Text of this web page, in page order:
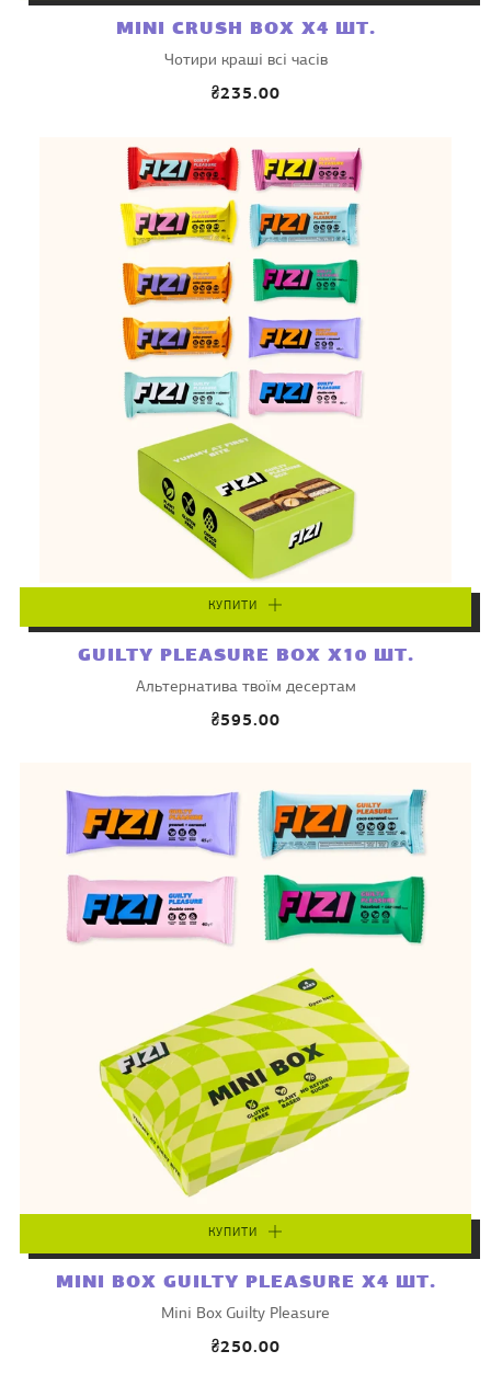
MINI CRUSH BOX X4 ШТ.
Чотири краші всі часів
₴235.00
КУПИТИ
GUILTY PLEASURE BOX X10 ШТ.
Альтернатива твоїм десертам
₴595.00
КУПИТИ
MINI BOX GUILTY PLEASURE X4 ШТ.
Mini Box Guilty Pleasure
₴250.00